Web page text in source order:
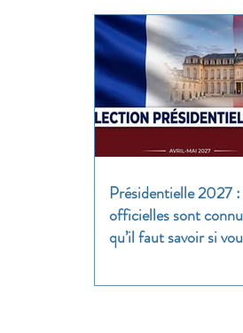
Présidentielle 2027 :
officielles sont
qu’il faut savoir si